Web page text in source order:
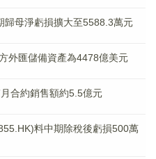
歸母淨虧損擴大至5588.3萬元
外匯儲備資產為4478億美元
合約銷售額約5.5億元
料中期除稅後虧損500萬